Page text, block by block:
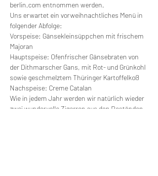
berlin.com entnommen werden.
Uns erwartet ein vorweihnachtliches Menü in
folgender Abfolge:
Vorspeise: Gänsekleinsüppchen mit frischem
Majoran
Hauptspeise: Ofenfrischer Gänsebraten von
der Dithmarscher Gans, mit Rot- und Grünkohl
sowie geschmelztem Thüringer Kartoffelkoß
Nachspeise: Creme Catalan
Wie in jedem Jahr werden wir natürlich wieder
zwei wundervolle Zigarren aus den Beständen